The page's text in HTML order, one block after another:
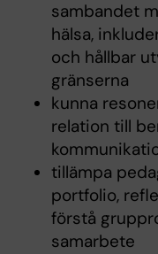
sambandet
hälsa,
och hållbar
gränserna
kunna
relation till
tillämpa
portfolio,
förstå
samarbete